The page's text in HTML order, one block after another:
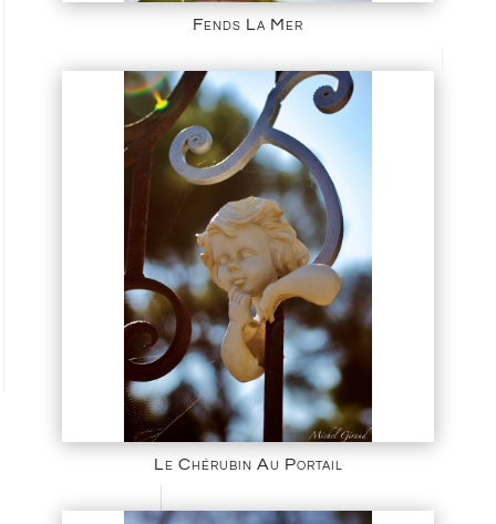
Fends La Mer
Le Chérubin Au Portail